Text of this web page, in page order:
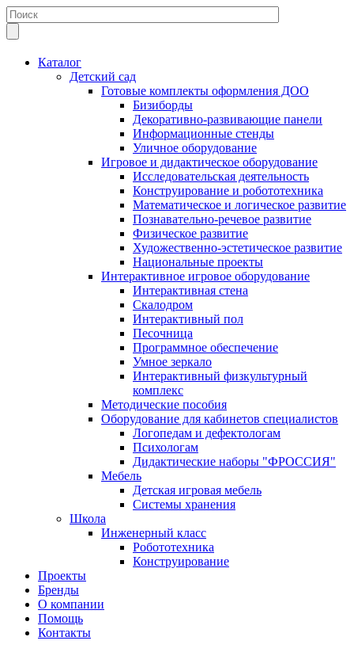
Каталог
Детский сад
Готовые комплекты оформления ДОО
Бизиборды
Декоративно-развивающие панели
Информационные стенды
Уличное оборудование
Игровое и дидактическое оборудование
Исследовательская деятельность
Конструирование и робототехника
Математическое и логическое развитие
Познавательно-речевое развитие
Физическое развитие
Художественно-эстетическое развитие
Национальные проекты
Интерактивное игровое оборудование
Интерактивная стена
Скалодром
Интерактивный пол
Песочница
Программное обеспечение
Умное зеркало
Интерактивный физкультурный
комплекс
Методические пособия
Оборудование для кабинетов специалистов
Логопедам и дефектологам
Психологам
Дидактические наборы "ФРОССИЯ"
Мебель
Детская игровая мебель
Системы хранения
Школа
Инженерный класс
Робототехника
Конструирование
Проекты
Бренды
О компании
Помощь
Контакты